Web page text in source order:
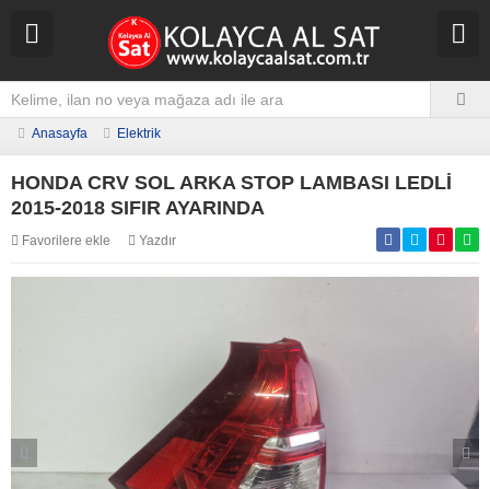
Anasayfa Elektrik
HONDA CRV SOL ARKA STOP LAMBASI LEDLİ
2015-2018 SIFIR AYARINDA
Favorilere ekle Yazdır